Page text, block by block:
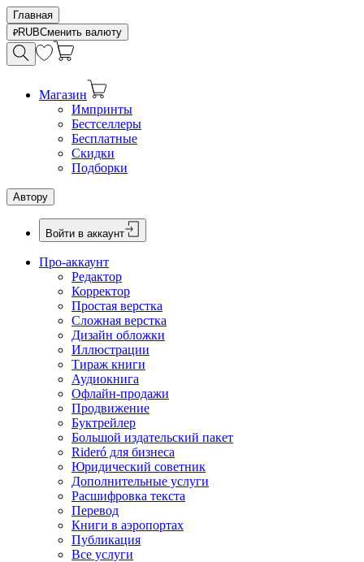
Главная
RUBСменить валюту
Магазин
Импринты
Бестселлеры
Бесплатные
Скидки
Подборки
Автору
Войти в аккаунт
Про-аккаунт
Редактор
Корректор
Простая верстка
Сложная верстка
Дизайн обложки
Иллюстрации
Тираж книги
Аудиокнига
Офлайн-продажи
Продвижение
Буктрейлер
Большой издательский пакет
Rideró для бизнеса
Юридический советник
Дополнительные услуги
Расшифровка текста
Перевод
Книги в аэропортах
Публикация
Все услуги